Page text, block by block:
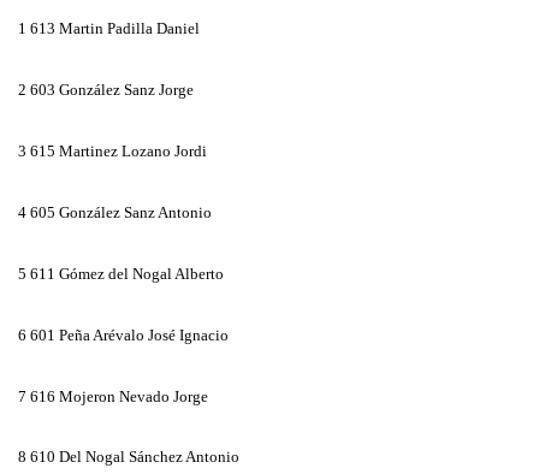
1 613 Martin Padilla Daniel
2 603 González Sanz Jorge
3 615 Martinez Lozano Jordi
4 605 González Sanz Antonio
5 611 Gómez del Nogal Alberto
6 601 Peña Arévalo José Ignacio
7 616 Mojeron Nevado Jorge
8 610 Del Nogal Sánchez Antonio